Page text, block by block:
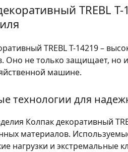
TREBL
TREBL T-14219 –
Оно не только защищает, но
машине.
технологии для
Колпак декоративный
материалов.
нагрузки и экстремальные